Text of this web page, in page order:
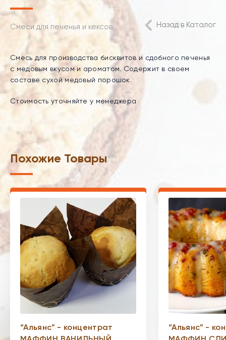
Смеси для печенья и кексов Назад в Каталог
Смесь для производства бисквитов и сдобного печенья
с медовым вкусом и ароматом. Содержит в своем
составе сухой медовый порошок.
Стоимость уточняйте у менеджера
Похожие Товары
“Альянс” - концентрат
“Альянс” -